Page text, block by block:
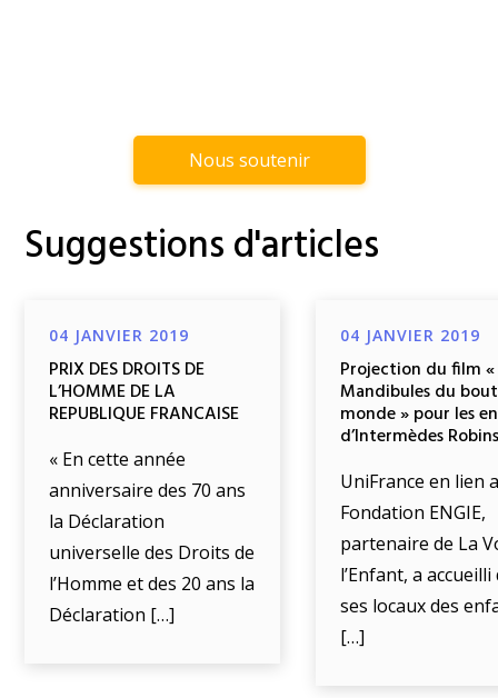
Nous soutenir
Suggestions d'articles
04 JANVIER 2019
PRIX DES DROITS DE
L’HOMME DE LA
REPUBLIQUE FRANCAISE
« En cette année
anniversaire des 70 ans
la Déclaration
universelle des Droits de
l’Homme et des 20 ans la
Déclaration […]
04 JANVIER 2019
Projection du film «
Mandibules du
monde » pour les
d’Intermèdes
UniFrance en lien
Fondation ENGIE,
partenaire de La
l’Enfant, a accueilli
ses locaux des
[…]